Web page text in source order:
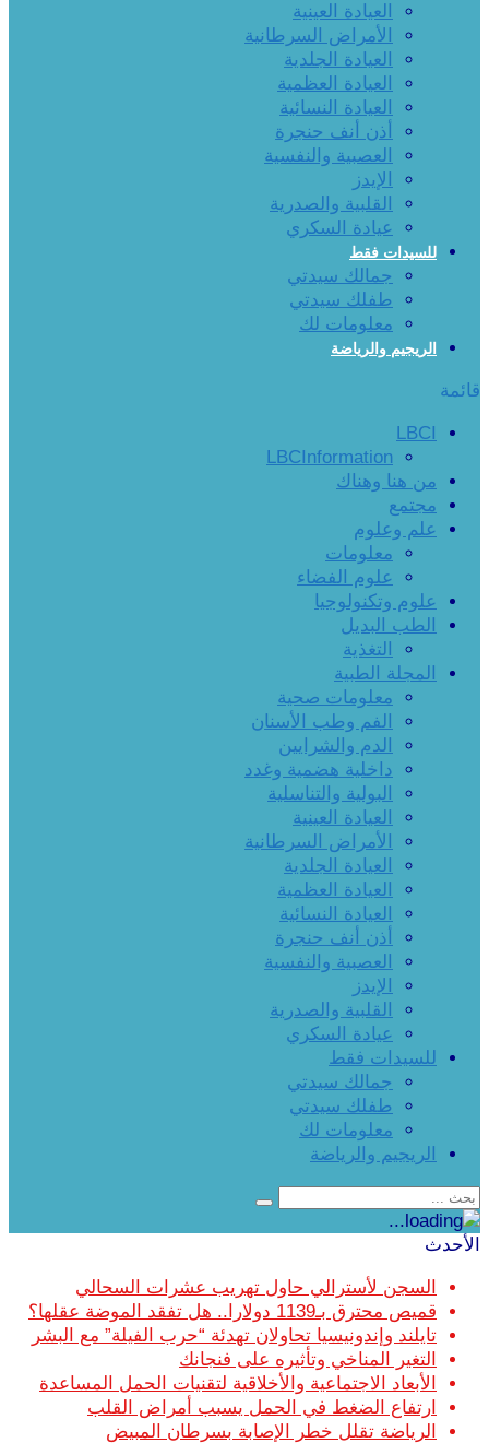
العيادة العينية
الأمراض السرطانية
العيادة الجلدية
العيادة العظمية
العيادة النسائية
أذن أنف حنجرة
العصبية والنفسية
الإيدز
القلبية والصدرية
عيادة السكري
للسيدات فقط
جمالك سيدتي
طفلك سيدتي
معلومات لك
الريجيم والرياضة
قائمة
LBCI
LBCInformation
من هنا وهناك
مجتمع
علم وعلوم
معلومات
علوم الفضاء
علوم وتكنولوجيا
الطب البديل
التغذية
المجلة الطبية
معلومات صحية
الفم وطب الأسنان
الدم والشرايين
داخلية هضمية وغدد
البولية والتناسلية
العيادة العينية
الأمراض السرطانية
العيادة الجلدية
العيادة العظمية
العيادة النسائية
أذن أنف حنجرة
العصبية والنفسية
الإيدز
القلبية والصدرية
عيادة السكري
للسيدات فقط
جمالك سيدتي
طفلك سيدتي
معلومات لك
الريجيم والرياضة
الأحدث
السجن لأسترالي حاول تهريب عشرات السحالي
قميص محترق بـ1139 دولارا.. هل تفقد الموضة عقلها؟
تايلند وإندونيسيا تحاولان تهدئة “حرب الفيلة” مع البشر
التغير المناخي وتأثيره على فنجانك
الأبعاد الاجتماعية والأخلاقية لتقنيات الحمل المساعدة
ارتفاع الضغط في الحمل يسبب أمراض القلب
الرياضة تقلل خطر الإصابة بسرطان المبيض